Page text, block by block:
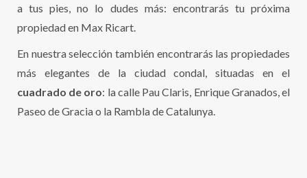
a tus pies, no lo dudes más: encontrarás tu próxima
propiedad en Max Ricart.
En nuestra selección también encontrarás las propiedades
más elegantes de la ciudad condal, situadas en el
cuadrado de oro: la calle Pau Claris, Enrique Granados, el
Paseo de Gracia o la Rambla de Catalunya.